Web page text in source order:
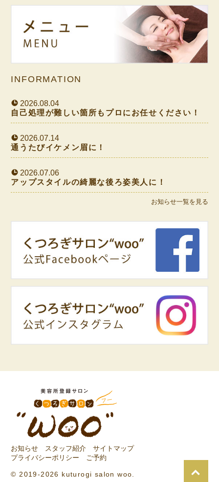
INFORMATION
2026.08.04
自己処理が難しい箇所もプロにお任せください！
2026.07.14
通うたびイケメン眉に！
2026.07.06
アップスタイルの綺麗な後ろ姿美人に！
お知らせ一覧を見る
お知らせ スタッフ紹介
サイトマップ
プライバシーポリシー
ご予約
© 2019-2026 kuturogi salon woo.